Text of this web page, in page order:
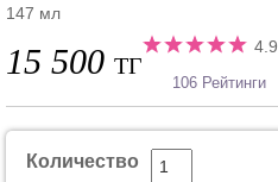
147 мл
15 500 ТГ
4.9
106 Рейтинги
Количество